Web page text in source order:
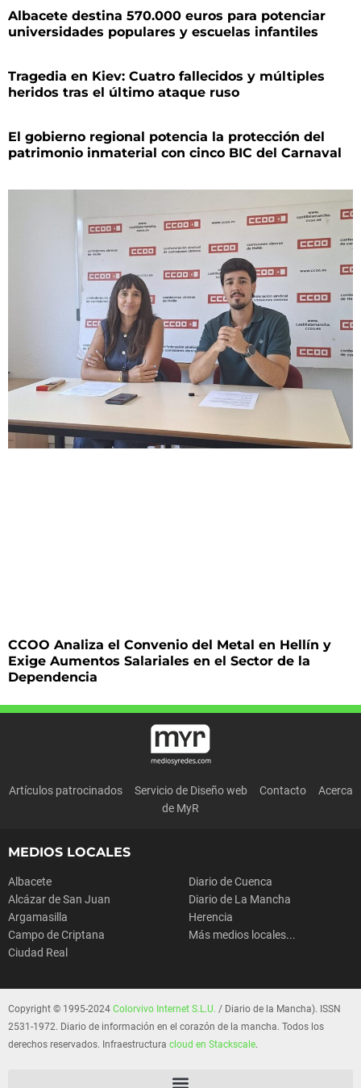
Albacete destina 570.000 euros para potenciar
universidades populares y escuelas infantiles
Tragedia en Kiev: Cuatro fallecidos y múltiples
heridos tras el último ataque ruso
El gobierno regional potencia la protección del
patrimonio inmaterial con cinco BIC del Carnaval
CCOO Analiza el Convenio del Metal en Hellín y
Exige Aumentos Salariales en el Sector de la
Dependencia
Artículos patrocinados Servicio de Diseño web Contacto
Acerca
de MyR
MEDIOS LOCALES
Albacete
Alcázar de San Juan
Argamasilla
Campo de Criptana
Ciudad Real
Diario de Cuenca
Diario de La Mancha
Herencia
Más medios locales...
Copyright © 1995-2024 Colorvivo Internet S.L.U. / Diario de la Mancha). ISSN
2531-1972. Diario de información en el corazón de la mancha. Todos los
derechos reservados. Infraestructura cloud en Stackscale.